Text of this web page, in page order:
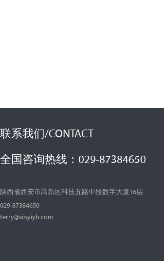
联系我们/CONTACT
全国咨询热线：029-87384650
陕西省西安市高新区科技五路中段数字大厦16层
029-87384650
terry@xinyiyb.com